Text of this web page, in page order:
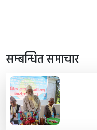
सम्बन्धित समाचार